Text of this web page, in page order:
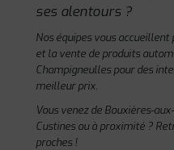
ses alentours ?
Nos équipes vous
et la vente de produits
Champigneulles pour des
meilleur prix.
Vous venez de Bouxières-
Custines ou à proximité ?
proches !